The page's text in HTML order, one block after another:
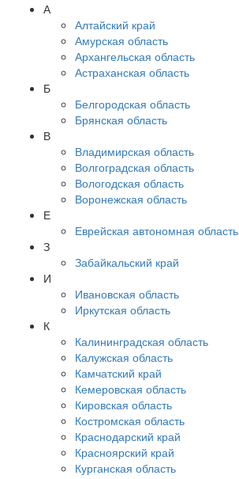
А
Алтайский край
Амурская область
Архангельская область
Астраханская область
Б
Белгородская область
Брянская область
В
Владимирская область
Волгоградская область
Вологодская область
Воронежская область
Е
Еврейская автономная область
З
Забайкальский край
И
Ивановская область
Иркутская область
К
Калининградская область
Калужская область
Камчатский край
Кемеровская область
Кировская область
Костромская область
Краснодарский край
Красноярский край
Курганская область